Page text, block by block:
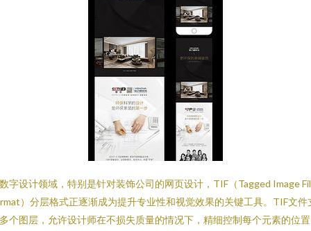
字设计领域，特别是针对装饰公司的网页设计，TIF（Tagged Image
）分层格式正逐渐成为提升专业性和视觉效果的关键工具。TIF文件
个图层，允许设计师在不损失质量的情况下，精细控制每个元素的位